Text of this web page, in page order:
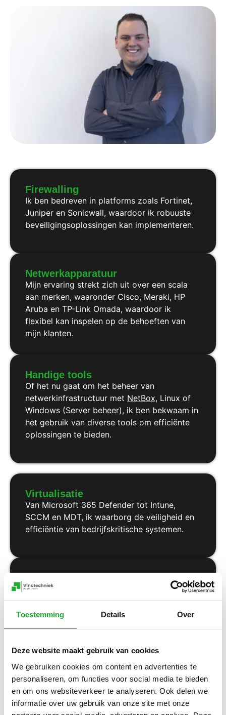
Toestemming Details Over
Deze website maakt gebruik van cookies
We gebruiken cookies om content en advertenties te
personaliseren, om functies voor social media te bieden
en om ons websiteverkeer te analyseren. Ook delen we
informatie over uw gebruik van onze site met onze
Firewalling
Ik ben bedreven in platforms zoals Fortinet,
Juniper en Sonicwall, waardoor ik robuuste
beveiligingsoplossingen kan implementeren.
Netwerkapparatuur
Mijn ervaring strekt zich uit over een scala
aan merken, waaronder Cisco, Meraki, HP
Aruba en TP-Link Omada, waardoor ik
flexibel kan inspelen op de behoeften van
mijn klanten.
Handige tools
Of het nu gaat om het beheer van
netwerkinfrastructuur met NetBox, Linux of
Windows (Server beheer), ik ben bekwaam in
het gebruik van diverse tools om efficiënte
oplossingen te bieden.
Virtualisatie
Van Microsoft 365 Defender tot Intune,
SCCM en MDT, ik waarborg de veiligheid en
efficiëntie van bedrijfskritische systemen.
Van Microsoft 365 Defender tot Intune,
SCCM en MDT, ik waarborg de veiligheid en
efficiëntie van bedrijfskritische systemen.
Manon, Accountmanager
bij Vinotechniek
In mijn rol regel ik veel achter de schermen, van
planning en afstemming tot het soepel laten verlopen